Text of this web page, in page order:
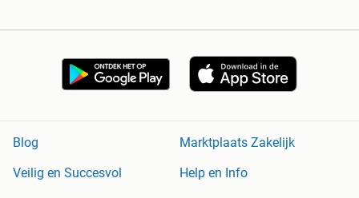
Blog
Marktplaats Zakelijk
Veilig en Succesvol
Help en Info